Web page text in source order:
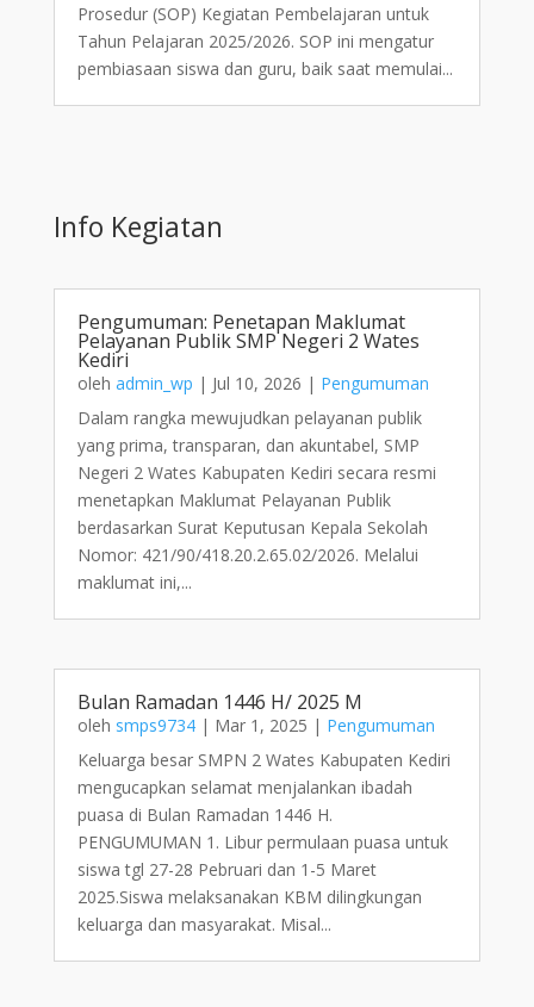
Prosedur (SOP) Kegiatan Pembelajaran untuk
Tahun Pelajaran 2025/2026. SOP ini mengatur
pembiasaan siswa dan guru, baik saat memulai...
Info Kegiatan
Pengumuman: Penetapan Maklumat
Pelayanan Publik SMP Negeri 2 Wates
Kediri
oleh admin_wp | Jul 10, 2026 | Pengumuman
Dalam rangka mewujudkan pelayanan publik
yang prima, transparan, dan akuntabel, SMP
Negeri 2 Wates Kabupaten Kediri secara resmi
menetapkan Maklumat Pelayanan Publik
berdasarkan Surat Keputusan Kepala Sekolah
Nomor: 421/90/418.20.2.65.02/2026. Melalui
maklumat ini,...
Bulan Ramadan 1446 H/ 2025 M
oleh smps9734| Mar 1, 2025 | Pengumuman
Keluarga besar SMPN 2 Wates Kabupaten Kediri
mengucapkan selamat menjalankan ibadah
puasa di Bulan Ramadan 1446 H.
PENGUMUMAN 1. Libur permulaan puasa untuk
siswa tgl 27-28 Pebruari dan 1-5 Maret
2025.Siswa melaksanakan KBM dilingkungan
keluarga dan masyarakat. Misal...